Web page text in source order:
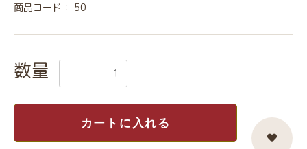
商品コード： 50
数量
カートに入れる